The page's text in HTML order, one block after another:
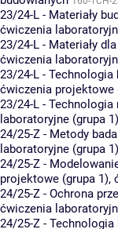
23/24-L - Materiały
ćwiczenia
23/24-L - Materiały
ćwiczenia
23/24-L - Technologia
ćwiczenia projektowe
23/24-L -
laboratoryjne (grupa 1)
24/25-Z - Metody
laboratoryjne (grupa 1)
24/25-Z -
projektowe (grupa 1),
24/25-Z - Ochrona
ćwiczenia
24/25-Z - Technologia